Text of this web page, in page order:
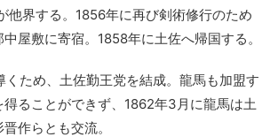
界する。1856年に再び剣術修行のため
屋敷に寄宿。1858年に土佐へ帰国する。
ため、土佐勤王党を結成。龍馬も加盟す
ることができず、1862年3月に龍馬は土
作らとも交流。